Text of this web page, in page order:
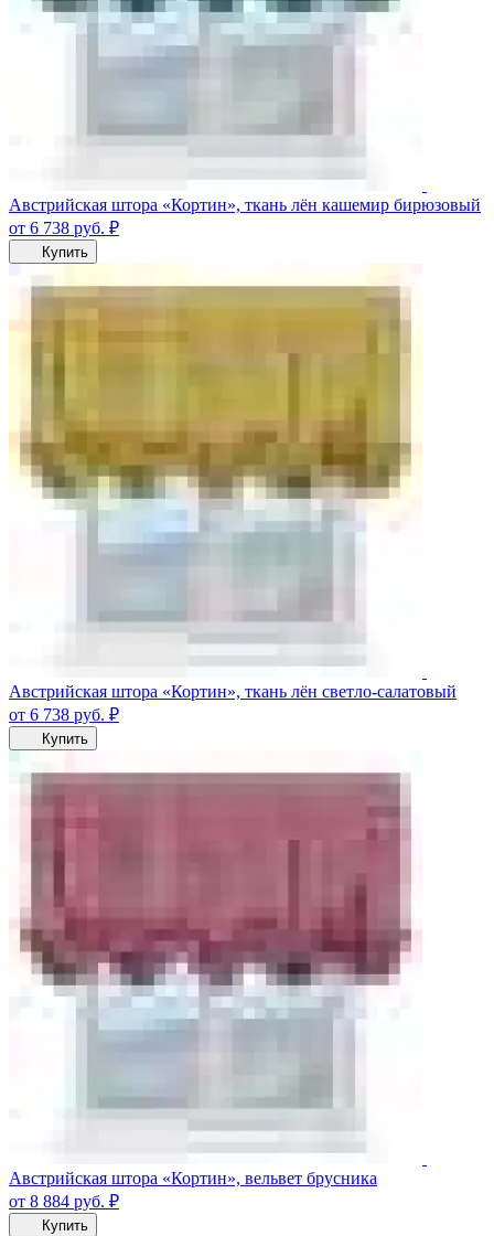
Австрийская штора «Кортин», ткань лён кашемир бирюзовый
от 6 738 руб. ₽
Купить
Австрийская штора «Кортин», ткань лён светло-салатовый
от 6 738 руб. ₽
Купить
Австрийская штора «Кортин», вельвет брусника
от 8 884 руб. ₽
Купить